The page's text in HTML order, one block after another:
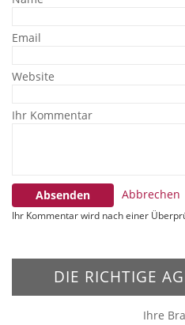
Email
Website
Ihr Kommentar
Absenden Abbrechen
Ihr Kommentar wird nach einer
DIE RICHTIGE
Ihre